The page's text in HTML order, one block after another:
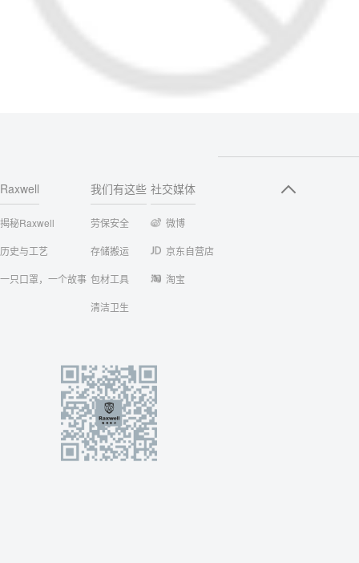
Raxwell
揭秘Raxwell
历史与工艺
一只口罩，一个故事
我们有这些
劳保安全
存储搬运
包材工具
清洁卫生
社交媒体
微博
京东自营店
淘宝